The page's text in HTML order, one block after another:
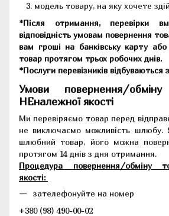
модель товару, на яку хочете
*Після отримання, перевірки
відповідність умовам повернення
вам гроші на банківську карту
товар протягом трьох робочих днів.
*Послуги перевізників відбуваються
Умови повернення/
НЕналежної якості
Ми перевіряємо товар перед
не виключаємо можливість
шлюбний товар, його можна
протягом 14 днів з дня отримання.
Процедура повернення/обміну
якості:
зателефонуйте на номер
+380 (98) 490-00-02